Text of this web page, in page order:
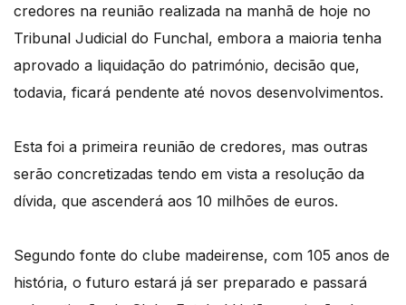
credores na reunião realizada na manhã de hoje no
Tribunal Judicial do Funchal, embora a maioria tenha
aprovado a liquidação do património, decisão que,
todavia, ficará pendente até novos desenvolvimentos.
Esta foi a primeira reunião de credores, mas outras
serão concretizadas tendo em vista a resolução da
dívida, que ascenderá aos 10 milhões de euros.
Segundo fonte do clube madeirense, com 105 anos de
história, o futuro estará já ser preparado e passará